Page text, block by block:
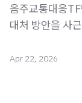
음주교통대응
대처 방안을 사
Apr 22, 2026